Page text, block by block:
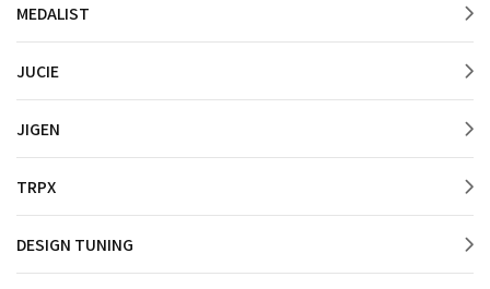
MEDALIST
JUCIE
JIGEN
TRPX
DESIGN TUNING